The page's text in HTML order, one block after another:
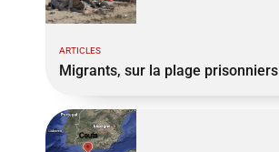
ARTICLES
Migrants, sur la plage prisonniers